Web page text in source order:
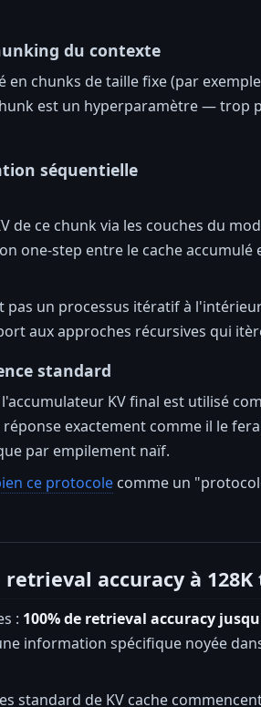
du contexte
en chunks de taille fixe (par
est un hyperparamètre —
séquentielle
de ce chunk via les couches du
one-step entre le cache accumulé
pas un processus itératif à
aux approches récursives qui
standard
KV final est utilisé
réponse exactement comme il le
par empilement naïf.
ce protocole comme un
retrieval accuracy à 128K
: 100% de retrieval accuracy
information spécifique noyée
standard de KV cache